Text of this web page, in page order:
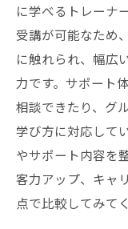
に学べるトレーナ
受講が可能なため
に触れられ、幅広
力です。サポート
相談できたり、グ
学び方に対応して
やサポート内容を
客力アップ、キャ
点で比較してみて